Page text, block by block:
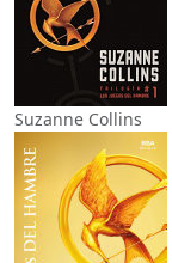
Suzanne Collins